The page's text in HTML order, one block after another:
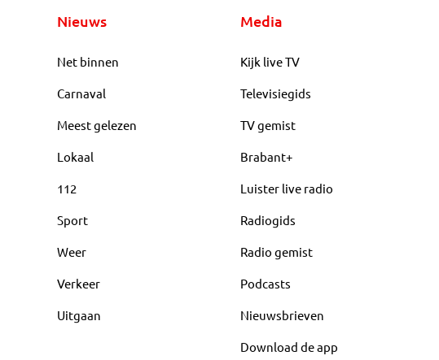
Nieuws
Net binnen
Carnaval
Meest gelezen
Lokaal
112
Sport
Weer
Verkeer
Uitgaan
Media
Kijk live TV
Televisiegids
TV gemist
Brabant+
Luister live radio
Radiogids
Radio gemist
Podcasts
Nieuwsbrieven
Download de app